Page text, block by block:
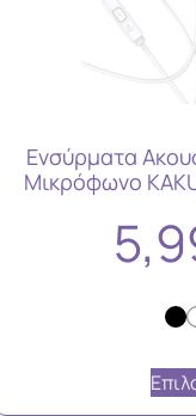
Ενσύρματα
Μικρόφωνο